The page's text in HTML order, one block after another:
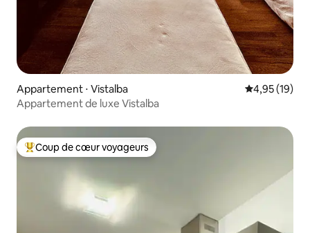
Appartement ⋅ Vistalba Évaluation
4,95 (19)
Appartement de luxe Vistalba
Coups de cœur voyageurs les plus appréciés
Coup de cœur voyageurs